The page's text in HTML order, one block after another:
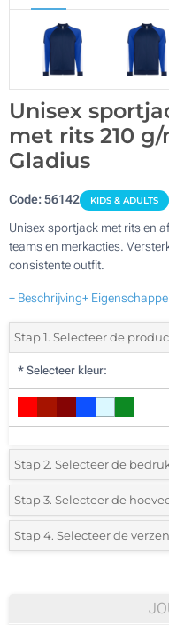
Unisex
met rits 210
Gladius
Code:56142 KIDS & ADULTS
Unisex sportjack met rits en
teams en merkacties.
consistente outfit.
+ Beschrijving+
Stap 1. Selecteer de
* Selecteer kleur:
Stap 2. Selecteer de
*Selecteer de bedrukking en
1 Kleur (Aan een kant)
3 Kleuren (Aan een kant)
Stap 3. Selecteer de
*Selecteer het aantal 10
Stap 4. Selecteer de